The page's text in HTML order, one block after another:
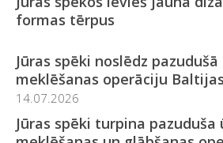
formas tērpus
Jūras spēki noslēdz
meklēšanas operāciju
14.07.2026
Jūras spēki turpina pazuduša